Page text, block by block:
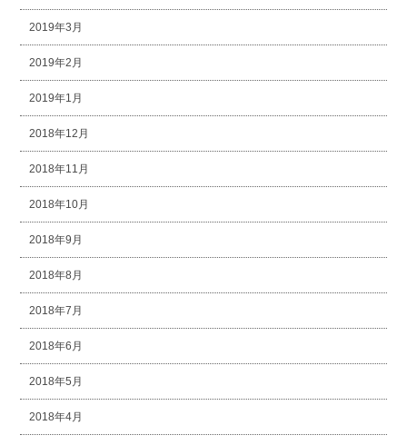
2019年3月
2019年2月
2019年1月
2018年12月
2018年11月
2018年10月
2018年9月
2018年8月
2018年7月
2018年6月
2018年5月
2018年4月